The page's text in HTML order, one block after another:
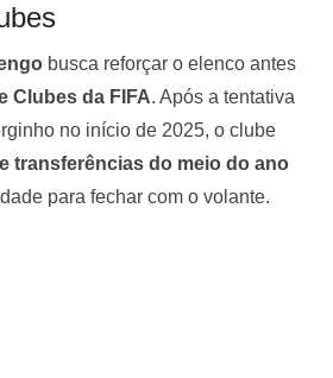
busca reforçar o elenco antes
Clubes da FIFA. Após a tentativa
no início de 2025, o clube
transferências do meio do ano
para fechar com o volante.